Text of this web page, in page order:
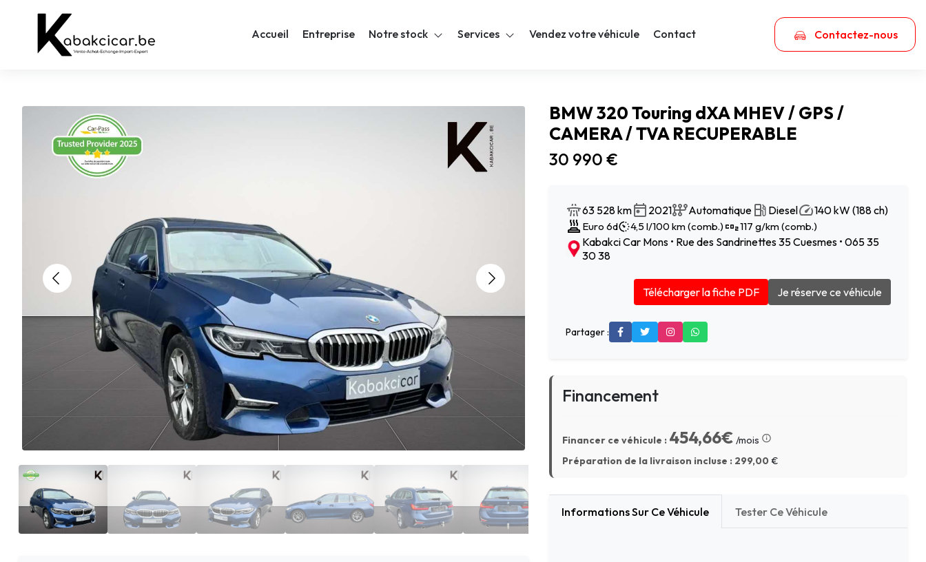
Accueil Entreprise Notre stock Services Vendez votre véhicule Contact Contactez-nous
BMW 320 Touring dXA MHEV / GPS /
CAMERA / TVA RECUPERABLE
30 990 €
63 528 km 2021 Automatique Diesel 140 kW (188 ch)
Euro 6d 4,5 l/100 km (comb.) 117 g/km (comb.)
Kabakci Car Mons • Rue des Sandrinettes 35 Cuesmes • 065 35
30 38
Télécharger la fiche PDF Je réserve ce véhicule
Partager :
Financement
Financer ce véhicule : 454,66€ /mois
Préparation de la livraison incluse : 299,00 €
Informations Sur Ce Véhicule Tester Ce Véhicule